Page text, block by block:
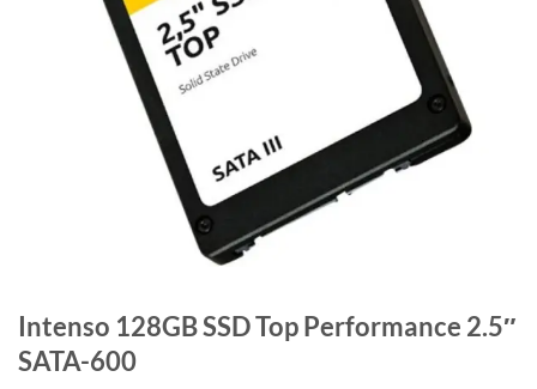
Intenso 128GB SSD Top Performance 2.5″
SATA-600